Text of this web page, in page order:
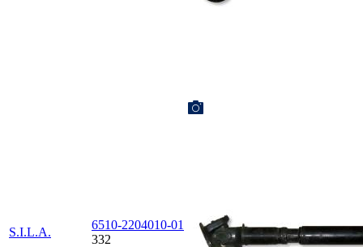
S.I.L.A.
6510-2204010-01
332